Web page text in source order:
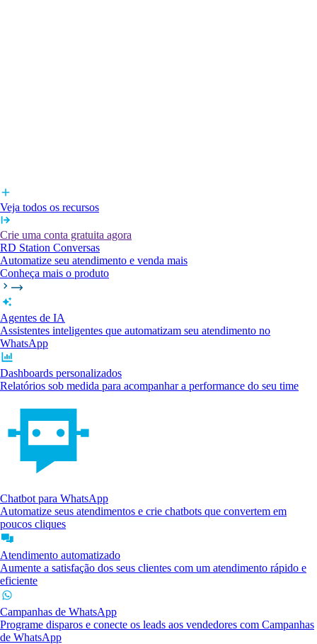
Veja todos os recursos
Crie uma conta gratuita agora
RD Station Conversas
Automatize seu atendimento e venda mais
Conheça mais o produto
Agentes de IA
Assistentes inteligentes que automatizam seu atendimento no
WhatsApp
Dashboards personalizados
Relatórios sob medida para acompanhar a performance do seu time
Chatbot para WhatsApp
Automatize seus atendimentos e crie chatbots que convertem em
poucos cliques
Atendimento automatizado
Aumente a satisfação dos seus clientes com um atendimento rápido e
eficiente
Campanhas de WhatsApp
Programe disparos e conecte os leads aos vendedores com Campanhas
de WhatsApp